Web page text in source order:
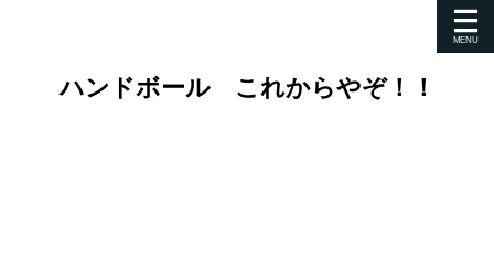
ハンドボール これからやぞ！！